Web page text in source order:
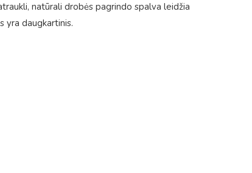
natūrali drobės pagrindo spalva leidžia
yra daugkartinis.